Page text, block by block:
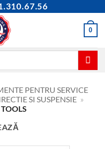
0
PENTRU SERVICE
SI SUSPENSIE »